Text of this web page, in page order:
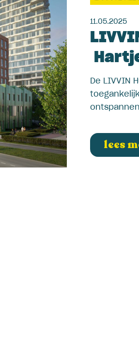
11.05.2025
De LIVVIN
lees